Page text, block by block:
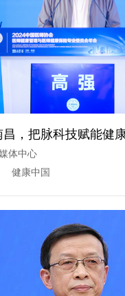
，把脉科技赋能健
体中心
健康中国